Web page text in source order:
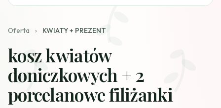
Oferta › KWIATY + PREZENT
kosz kwiatów
doniczkowych + 2
porcelanowe filiżanki